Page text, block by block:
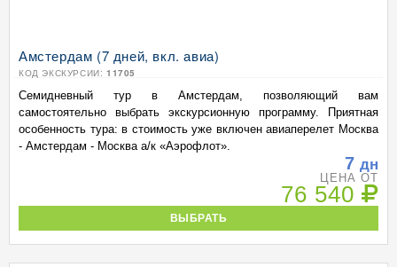
Амстердам (7 дней, вкл. авиа)
КОД ЭКСКУРСИИ: 11705
Семидневный тур в Амстердам, позволяющий вам
самостоятельно выбрать экскурсионную программу. Приятная
особенность тура: в стоимость уже включен авиаперелет Москва
- Амстердам - Москва а/к «Аэрофлот».
7 дн
ЦЕНА ОТ
76 540
ВЫБРАТЬ